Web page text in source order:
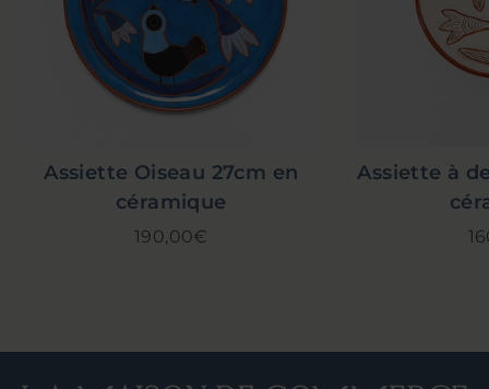
Assiette Oiseau 27cm en
céramique
190,00€
Assiette à